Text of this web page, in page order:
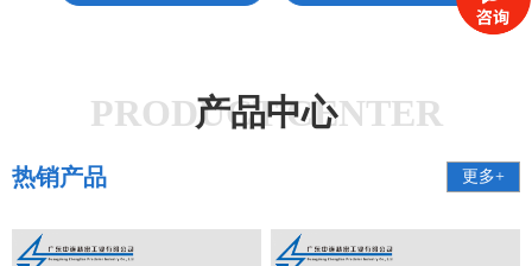
PRODUCT CENTER
产品中心
热销产品 更多+